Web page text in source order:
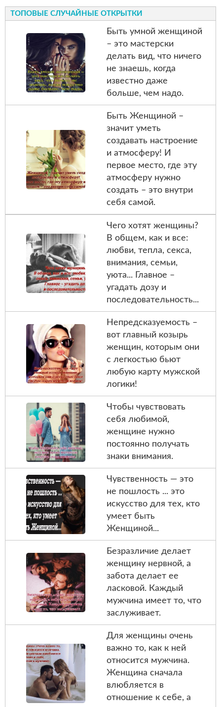
ТОПОВЫЕ СЛУЧАЙНЫЕ ОТКРЫТКИ
Быть умной женщиной
– это мастерски
делать вид, что ничего
не знаешь, когда
известно даже
больше, чем надо.
Быть Женщиной –
значит уметь
создавать настроение
и атмосферу! И
первое место, где эту
атмосферу нужно
создать – это внутри
себя самой.
Чего хотят женщины?
В общем, как и все:
любви, тепла, секса,
внимания, семьи,
уюта... Главное –
угадать дозу и
последовательность...
Непредсказуемость –
вот главный козырь
женщин, которым они
с легкостью бьют
любую карту мужской
логики!
Чтобы чувствовать
себя любимой,
женщине нужно
постоянно получать
знаки внимания.
Чувственность — это
не пошлость ... это
искусство для тех, кто
умеет быть
Женщиной...
Безразличие делает
женщину нервной, а
забота делает ее
ласковой. Каждый
мужчина имеет то, что
заслуживает.
Для женщины очень
важно то, как к ней
относится мужчина.
Женщина сначала
влюбляется в
отношение к себе, а